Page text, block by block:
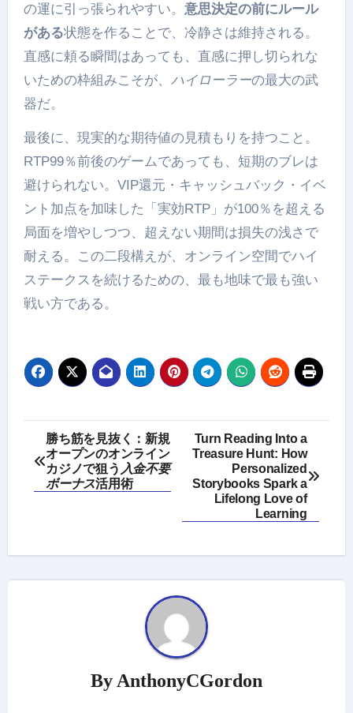
の運に引っ張られやすい。 意思決定の前にルール
がある状態を作ることで、冷静さは維持される。
直感に頼る瞬間はあっても、直感に押し切られな
いための枠組みこそが、 ハイローラーの最大の武
器だ。
最後に、現実的な期待値の見積もりを持つこと。
RTP99％前後のゲームであっても、短期のブレは
避けられない。VIP還元・キャッシュバック・イベ
ント加点を加味した「実効RTP」が100％を超える
局面を増やしつつ、超えない期間は損失の浅さで
耐える。この二段構えが、オンライン空間でハイ
ステークスを続けるための、最も地味で最も強い
戦い方である。
Post
navigation
勝ち筋を見抜く： 新規
オープンのオンライン
カジノで狙う 入金不要
ボーナス活用術
Turn Reading Into a
Treasure Hunt: How
Personalized
Storybooks Spark a
Lifelong Love of
Learning
By AnthonyCGordon